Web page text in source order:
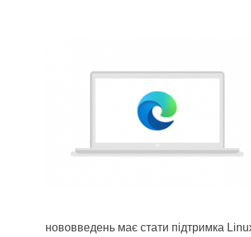
нововведень має стати підтримка